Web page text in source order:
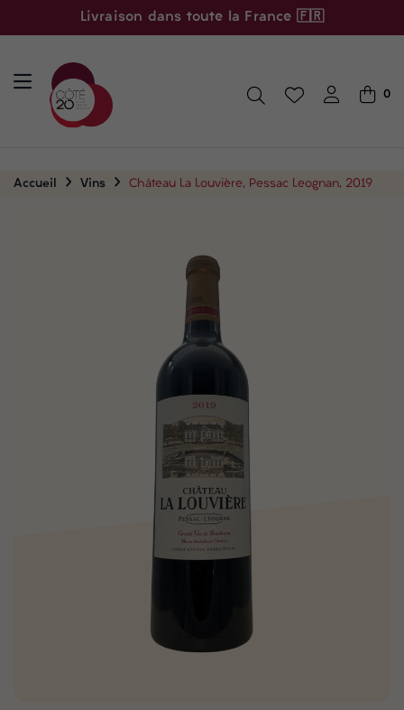
Livraison dans toute la France 🇫🇷
0
Accueil Vins Château La Louvière, Pessac Leognan, 2019